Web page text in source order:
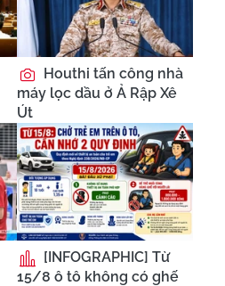
Houthi tấn công nhà
máy lọc dầu ở Ả Rập Xê
Út
[INFOGRAPHIC] Từ
15/8 ô tô không có ghế